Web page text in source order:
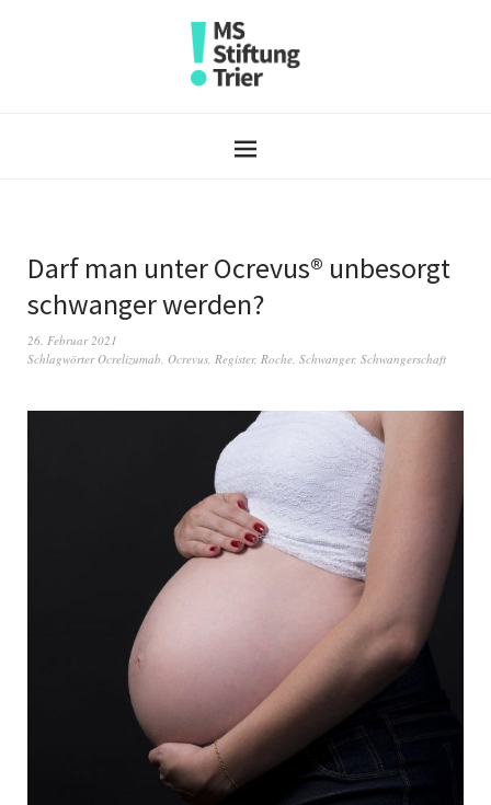
Darf man unter Ocrevus® unbesorgt
schwanger werden?
26. Februar 2021
SchlagwörterOcrelizumab Ocrevus Register, Roche Schwanger, Schwangerschaft